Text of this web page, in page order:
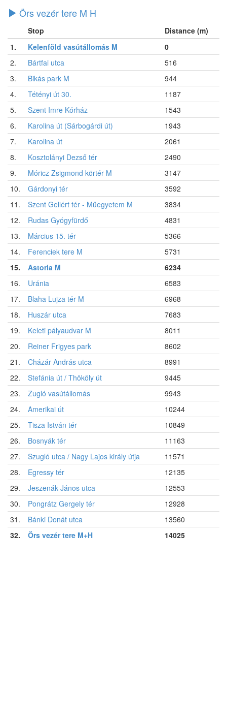
Örs vezér tere M H
Stop
Distance (m)
1.
Kelenföld vasútállomás M
0
2.
Bártfai utca
516
3.
Bikás park M
944
4.
Tétényi út 30.
1187
5.
Szent Imre Kórház
1543
6.
Karolina út (Sárbogárdi út)
1943
7.
Karolina út
2061
8.
Kosztolányi Dezső tér
2490
9.
Móricz Zsigmond körtér M
3147
10.
Gárdonyi tér
3592
11.
Szent Gellért tér - Műegyetem M
3834
12.
Rudas Gyógyfürdő
4831
13.
Március 15. tér
5366
14.
Ferenciek tere M
5731
15.
Astoria M
6234
16.
Uránia
6583
17.
Blaha Lujza tér M
6968
18.
Huszár utca
7683
19.
Keleti pályaudvar M
8011
20.
Reiner Frigyes park
8602
21.
Cházár András utca
8991
22.
Stefánia út / Thököly út
9445
23.
Zugló vasútállomás
9943
24.
Amerikai út
10244
25.
Tisza István tér
10849
26.
Bosnyák tér
11163
27.
Szugló utca / Nagy Lajos király útja
11571
28.
Egressy tér
12135
29.
Jeszenák János utca
12553
30.
Pongrátz Gergely tér
12928
31.
Bánki Donát utca
13560
32.
Örs vezér tere M+H 14025